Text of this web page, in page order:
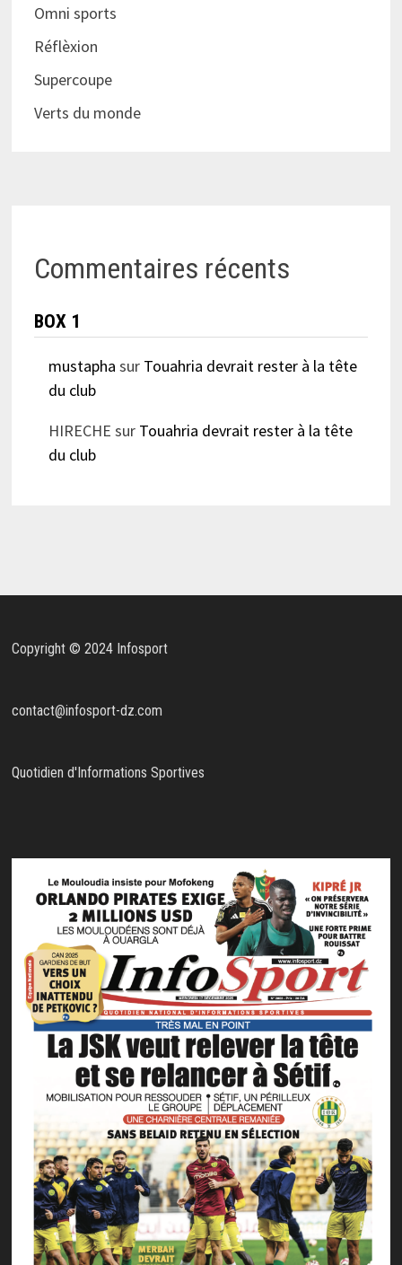
Omni sports
Réflèxion
Supercoupe
Verts du monde
Commentaires récents
BOX 1
mustapha sur Touahria devrait rester à la tête
du club
HIRECHE sur Touahria devrait rester à la tête
du club
Copyright © 2024 Infosport
contact@infosport-dz.com
Quotidien d'Informations Sportives